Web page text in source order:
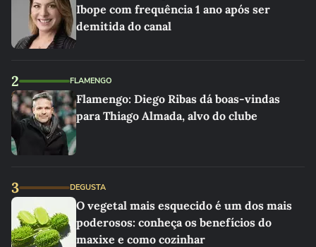
Ibope com frequência 1 ano após ser
demitida do canal
2 FLAMENGO
Flamengo: Diego Ribas dá boas-vindas
para Thiago Almada, alvo do clube
3 DEGUSTA
O vegetal mais esquecido é um dos mais
poderosos: conheça os benefícios do
maxixe e como cozinhar